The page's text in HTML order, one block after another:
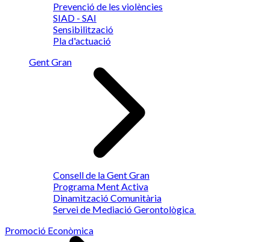
Prevenció de les violències
SIAD - SAI
Sensibilització
Pla d'actuació
Gent Gran
Consell de la Gent Gran
Programa Ment Activa
Dinamització Comunitària
Servei de Mediació Gerontològica
Promoció Econòmica